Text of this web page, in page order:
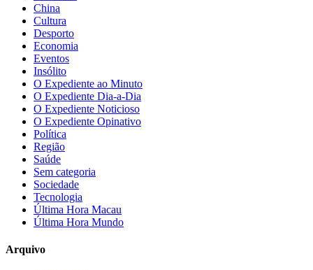
China
Cultura
Desporto
Economia
Eventos
Insólito
O Expediente ao Minuto
O Expediente Dia-a-Dia
O Expediente Noticioso
O Expediente Opinativo
Política
Região
Saúde
Sem categoria
Sociedade
Tecnologia
Última Hora Macau
Última Hora Mundo
Arquivo